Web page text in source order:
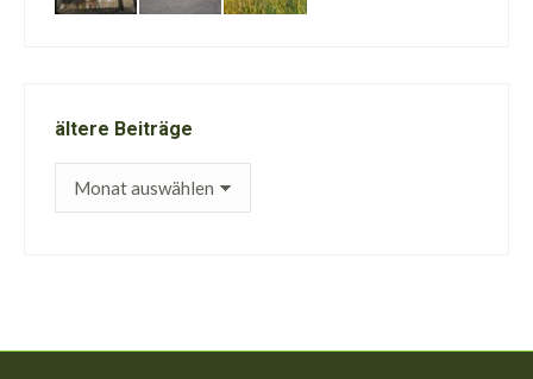
ältere Beiträge
ältere